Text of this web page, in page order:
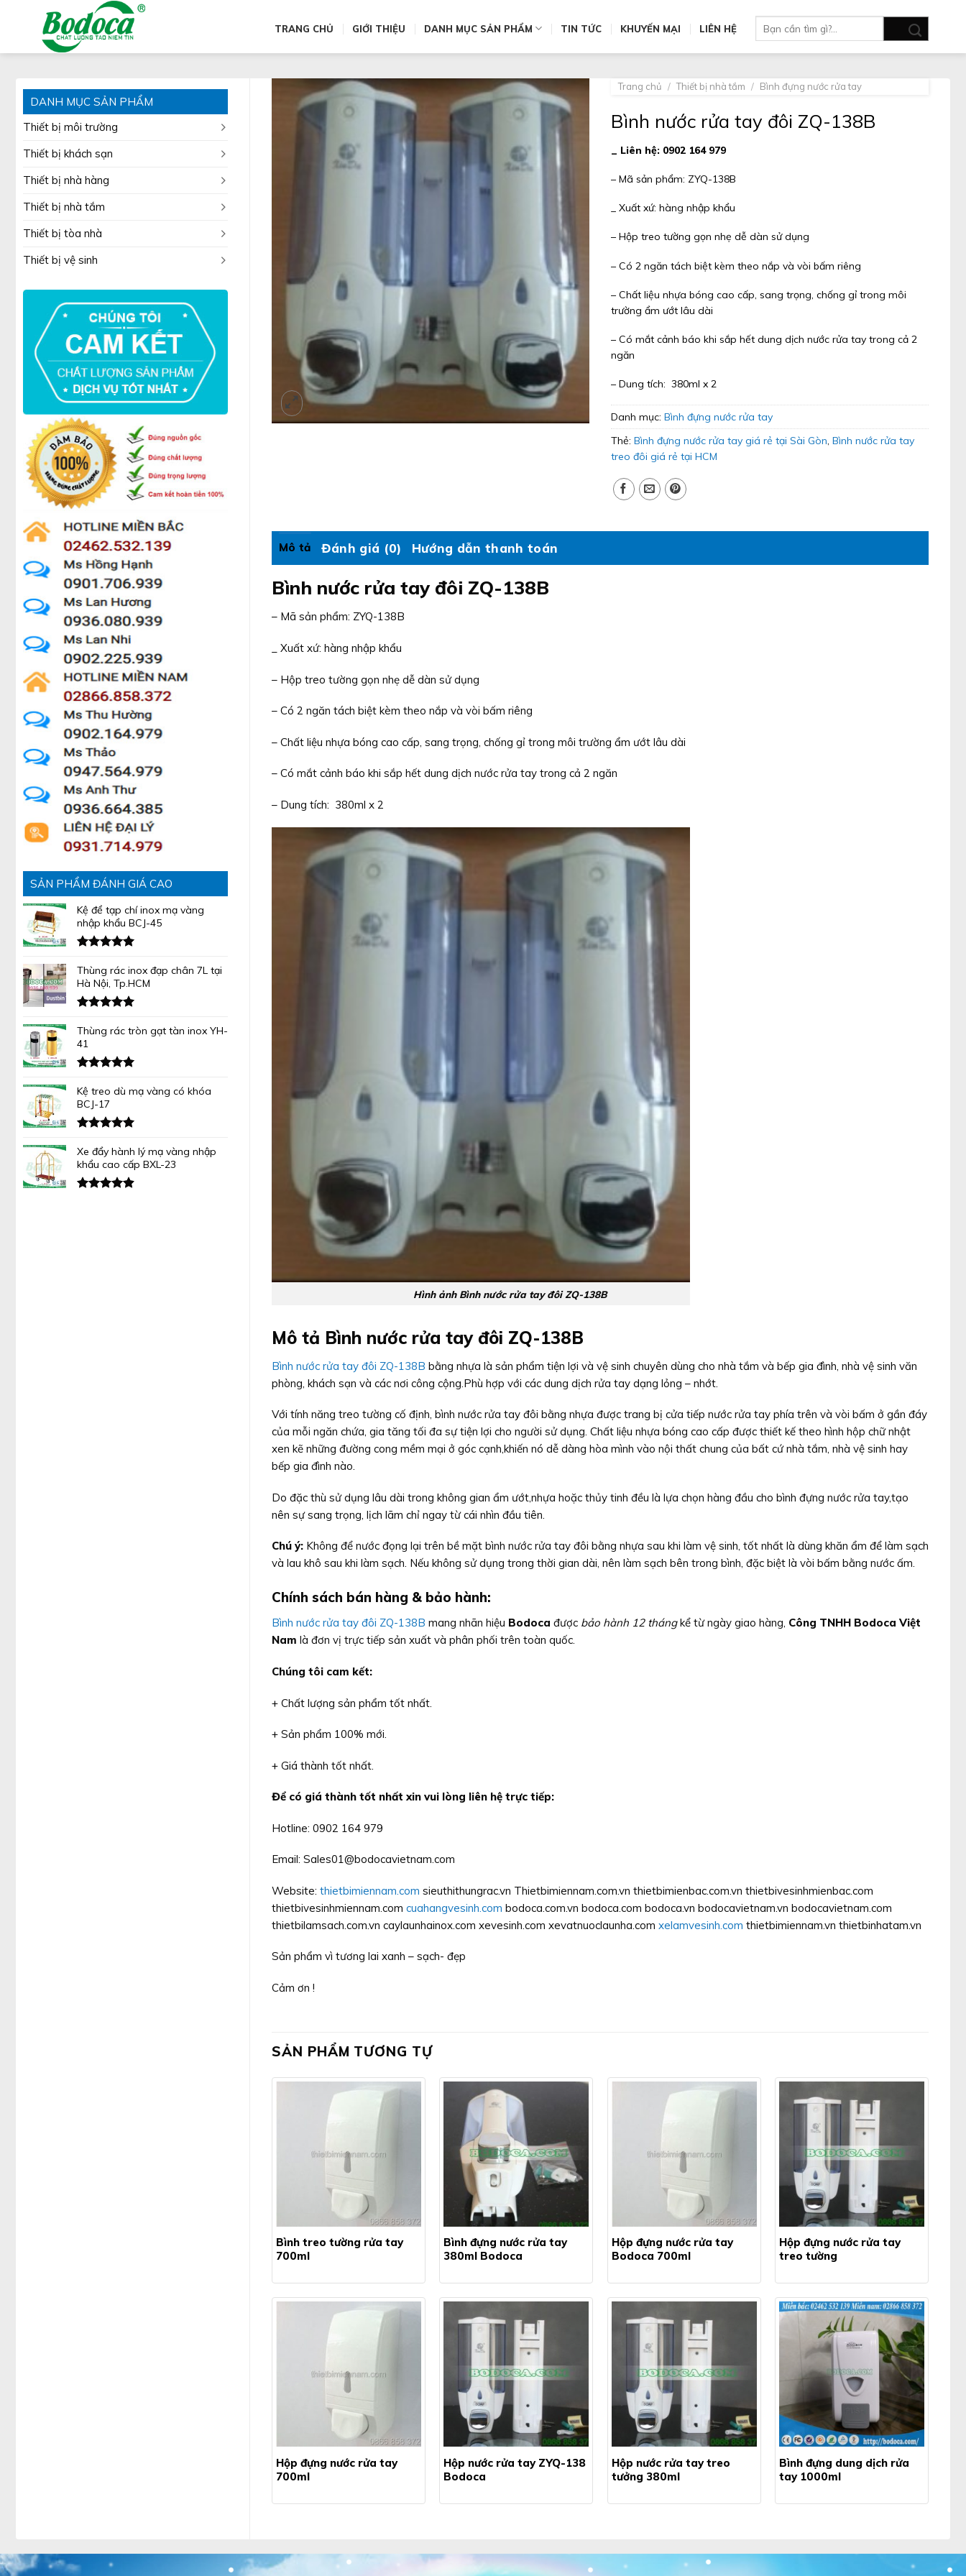
TRANG CHỦ GIỚI THIỆU DANH MỤC SẢN PHẨM TIN TỨC KHUYẾN MẠI LIÊN HỆ
Tìm
kiếm:
DANH MỤC SẢN PHẨM
Thiết bị môi trường
Thiết bị khách sạn
Thiết bị nhà hàng
Thiết bị nhà tắm
Thiết bị tòa nhà
Thiết bị vệ sinh
SẢN PHẨM ĐÁNH GIÁ CAO
Kệ để tạp chí inox mạ vàng
nhập khẩu BCJ-45
hạng5.00
5 sao
Thùng rác inox đạp chân 7L tại
Hà Nội, Tp.HCM
hạng4.94
5 sao
Thùng rác tròn gạt tàn inox YH-
41
hạng4.92
5 sao
Kệ treo dù mạ vàng có khóa
BCJ-17
hạng4.92
5 sao
Xe đẩy hành lý mạ vàng nhập
khẩu cao cấp BXL-23
Trang chủ / Thiết bị nhà tắm / Bình đựng nước rửa tay
Bình nước rửa tay đôi ZQ-138B
_ Liên hệ: 0902 164 979
– Mã sản phẩm: ZYQ-138B
_ Xuất xứ: hàng nhập khẩu
– Hộp treo tường gọn nhẹ dễ dàn sử dụng
– Có 2 ngăn tách biệt kèm theo nắp và vòi bấm riêng
– Chất liệu nhựa bóng cao cấp, sang trọng, chống gỉ trong môi
trường ẩm ướt lâu dài
– Có mắt cảnh báo khi sắp hết dung dịch nước rửa tay trong cả 2
ngăn
– Dung tích: 380ml x 2
Danh mục: Bình đựng nước rửa tay
Thẻ: Bình đựng nước rửa tay giá rẻ tại Sài Gòn, Bình nước rửa tay
treo đôi giá rẻ tại HCM
Mô tả Đánh giá (0) Hướng dẫn thanh toán
Bình nước rửa tay đôi ZQ-138B
– Mã sản phẩm: ZYQ-138B
_ Xuất xứ: hàng nhập khẩu
– Hộp treo tường gọn nhẹ dễ dàn sử dụng
– Có 2 ngăn tách biệt kèm theo nắp và vòi bấm riêng
– Chất liệu nhựa bóng cao cấp, sang trọng, chống gỉ trong môi trường ẩm ướt lâu dài
– Có mắt cảnh báo khi sắp hết dung dịch nước rửa tay trong cả 2 ngăn
– Dung tích: 380ml x 2
Hình ảnh Bình nước rửa tay đôi ZQ-138B
Mô tả Bình nước rửa tay đôi ZQ-138B
Bình nước rửa tay đôi ZQ-138B bằng nhựa là sản phẩm tiện lợi và vệ sinh chuyên dùng cho nhà tắm và bếp gia đình, nhà vệ sinh văn
phòng, khách sạn và các nơi công cộng.Phù hợp với các dung dịch rửa tay dạng lỏng – nhớt.
Với tính năng treo tường cố định, bình nước rửa tay đôi bằng nhựa được trang bị cửa tiếp nước rửa tay phía trên và vòi bấm ở gần đáy
của mỗi ngăn chứa, gia tăng tối đa sự tiện lợi cho người sử dụng. Chất liệu nhựa bóng cao cấp được thiết kế theo hình hộp chữ nhật
xen kẽ những đường cong mềm mại ở góc cạnh,khiến nó dễ dàng hòa mình vào nội thất chung của bất cứ nhà tắm, nhà vệ sinh hay
bếp gia đình nào.
Do đặc thù sử dụng lâu dài trong không gian ẩm ướt,nhựa hoặc thủy tinh đều là lựa chọn hàng đầu cho bình đựng nước rửa tay,tạo
nên sự sang trọng, lịch lãm chỉ ngay từ cái nhìn đầu tiên.
Chú ý: Không để nước đọng lại trên bề mặt bình nước rửa tay đôi bằng nhựa sau khi làm vệ sinh, tốt nhất là dùng khăn ẩm để làm sạch
và lau khô sau khi làm sạch. Nếu không sử dụng trong thời gian dài, nên làm sạch bên trong bình, đặc biệt là vòi bấm bằng nước ấm.
Chính sách bán hàng & bảo hành:
Bình nước rửa tay đôi ZQ-138B mang nhãn hiệu Bodoca được bảo hành 12 thángkể từ ngày giao hàng, Công TNHH Bodoca Việt
Nam là đơn vị trực tiếp sản xuất và phân phối trên toàn quốc.
Chúng tôi cam kết:
+ Chất lượng sản phẩm tốt nhất.
+ Sản phẩm 100% mới.
+ Giá thành tốt nhất.
Để có giá thành tốt nhất xin vui lòng liên hệ trực tiếp:
Hotline: 0902 164 979
Email: Sales01@bodocavietnam.com
Website: thietbimiennam.com sieuthithungrac.vn Thietbimiennam.com.vn thietbimienbac.com.vn thietbivesinhmienbac.com
thietbivesinhmiennam.com cuahangvesinh.com bodoca.com.vn bodoca.com bodoca.vn bodocavietnam.vn bodocavietnam.com
thietbilamsach.com.vn caylaunhainox.com xevesinh.com xevatnuoclaunha.com xelamvesinh.com thietbimiennam.vn thietbinhatam.vn
Sản phẩm vì tương lai xanh – sạch- đẹp
Cảm ơn !
SẢN PHẨM TƯƠNG TỰ
Bình treo tường rửa tay
700ml
Bình đựng nước rửa tay
380ml Bodoca
Hộp đựng nước rửa tay
Bodoca 700ml
Hộp đựng nước rửa tay
treo tường
Hộp đựng nước rửa tay
700ml
Hộp nước rửa tay ZYQ-138
Bodoca
Hộp nước rửa tay treo
tưởng 380ml
Bình đựng dung dịch rửa
tay 1000ml